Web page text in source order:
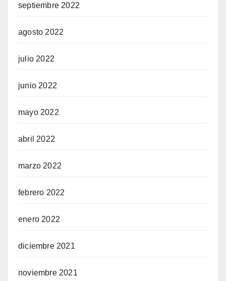
septiembre 2022
agosto 2022
julio 2022
junio 2022
mayo 2022
abril 2022
marzo 2022
febrero 2022
enero 2022
diciembre 2021
noviembre 2021